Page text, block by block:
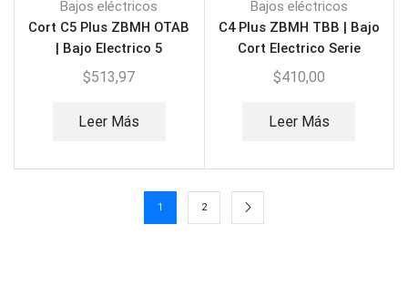
Bajos eléctricos
Cort C5 Plus ZBMH OTAB
| Bajo Electrico 5
Cuerdas
$513,97
Leer Más
Bajos eléctricos
C4 Plus ZBMH TBB | Bajo
Cort Electrico Serie
Artisan
$410,00
Leer Más
1 2